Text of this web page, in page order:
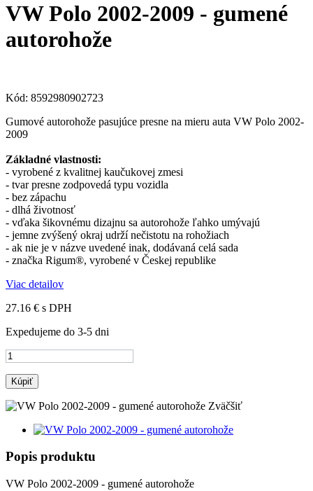
VW Polo 2002-2009 - gumené
autorohože
Kód: 8592980902723
Gumové autorohože pasujúce presne na mieru auta VW Polo 2002-
2009
Základné vlastnosti:
- vyrobené z kvalitnej kaučukovej zmesi
- tvar presne zodpovedá typu vozidla
- bez zápachu
- dlhá životnosť
- vďaka šikovnému dizajnu sa autorohože ľahko umývajú
- jemne zvýšený okraj udrží nečistotu na rohožiach
- ak nie je v názve uvedené inak, dodávaná celá sada
- značka Rigum®, vyrobené v Českej republike
Viac detailov
27.16 € s DPH
Expedujeme do 3-5 dni
Kúpiť
Zväčšiť
Popis produktu
VW Polo 2002-2009 - gumené autorohože